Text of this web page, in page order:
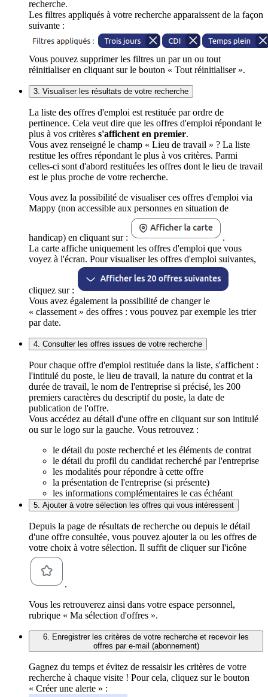
recherche.
Les filtres appliqués à votre recherche apparaissent de la façon
suivante :
Vous pouvez supprimer les filtres un par un ou tout
réinitialiser en cliquant sur le bouton « Tout réinitialiser ».
3. Visualiser les résultats de votre recherche
La liste des offres d'emploi est restituée par ordre de
pertinence. Cela veut dire que les offres d'emploi répondant le
plus à vos critères s'affichent en premier.
Vous avez renseigné le champ « Lieu de travail » ? La liste
restitue les offres répondant le plus à vos critères. Parmi
celles-ci sont d'abord restituées les offres dont le lieu de travail
est le plus proche de votre recherche.
Vous avez la possibilité de visualiser ces offres d'emploi via
Mappy (non accessible aux personnes en situation de
handicap) en cliquant sur :
.
La carte affiche uniquement les offres d'emploi que vous
voyez à l'écran. Pour visualiser les offres d'emploi suivantes,
cliquez sur :
Vous avez également la possibilité de changer le
« classement » des offres : vous pouvez par exemple les trier
par date.
4. Consulter les offres issues de votre recherche
Pour chaque offre d'emploi restituée dans la liste, s'affichent :
l'intitulé du poste, le lieu de travail, la nature du contrat et la
durée de travail, le nom de l'entreprise si précisé, les 200
premiers caractères du descriptif du poste, la date de
publication de l'offre.
Vous accédez au détail d'une offre en cliquant sur son intitulé
ou sur le logo sur la gauche. Vous retrouvez :
le détail du poste recherché et les éléments de contrat
le détail du profil du candidat recherché par l'entreprise
les modalités pour répondre à cette offre
la présentation de l'entreprise (si présente)
les informations complémentaires le cas échéant
5. Ajouter à votre sélection les offres qui vous intéressent
Depuis la page de résultats de recherche ou depuis le détail
d'une offre consultée, vous pouvez ajouter la ou les offres de
votre choix à votre sélection. Il suffit de cliquer sur l'icône
.
Vous les retrouverez ainsi dans votre espace personnel,
rubrique « Ma sélection d'offres ».
6. Enregistrer les critères de votre recherche et recevoir les
offres par e-mail (abonnement)
Gagnez du temps et évitez de ressaisir les critères de votre
recherche à chaque visite ! Pour cela, cliquez sur le bouton
« Créer une alerte » :